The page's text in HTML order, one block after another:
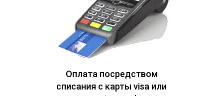
Оплата посредством
списания с карты visa или